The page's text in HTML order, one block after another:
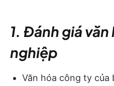
1. Đánh giá
nghiệp
Văn hóa công ty của